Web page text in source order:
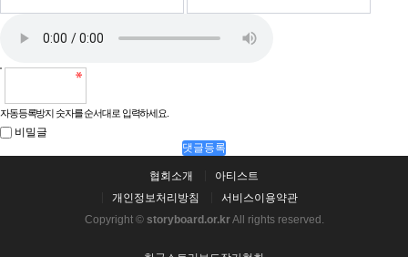
자동등록방지 숫자를 순서대로 입력하세요.
비밀글
댓글등록
협회소개
아티스트
개인정보처리방침
서비스이용약관
Copyright © storyboard.or.krAll rights reserved.